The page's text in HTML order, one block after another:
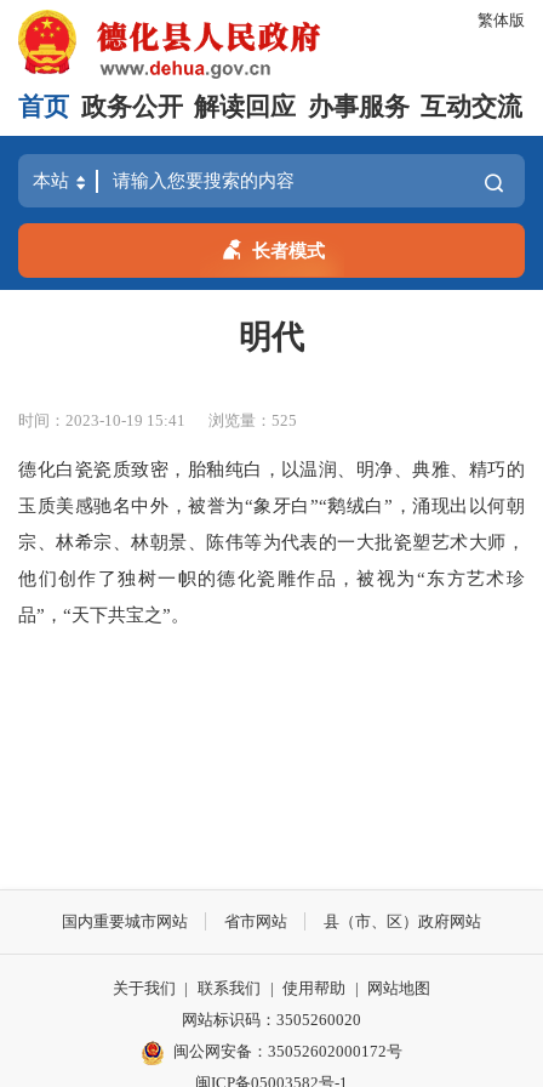
繁体版
首页 政务公开 解读回应 办事服务 互动交流
长者模式
明代
时间：2023-10-19 15:41 浏览量：525
德化白瓷瓷质致密，胎釉纯白，以温润、明净、典雅、精巧的
玉质美感驰名中外，被誉为“象牙白”“鹅绒白”，涌现出以何朝
宗、林希宗、林朝景、陈伟等为代表的一大批瓷塑艺术大师，
他们创作了独树一帜的德化瓷雕作品，被视为“东方艺术珍
品”，“天下共宝之”。
国内重要城市网站 省市网站 县（市、区）政府网站
关于我们 | 联系我们 | 使用帮助 |
网站地图
网站标识码：3505260020
闽公网安备：35052602000172号
闽ICP备05003582号-1